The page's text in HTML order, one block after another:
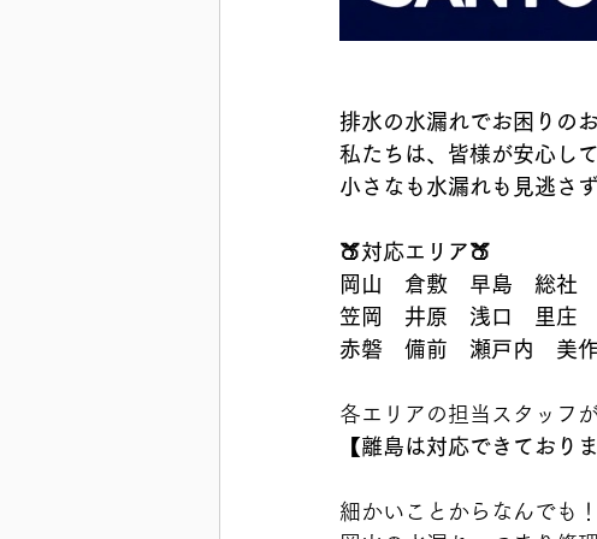
排水の水漏れでお困りの
私たちは、皆様が安心し
小さなも水漏れも見逃さ
🍑対応エリア🍑
岡山　倉敷　早島　総社
笠岡　井原　浅口　里庄
赤磐　備前　瀬戸内　美作
各エリアの担当スタッフ
【離島は対応できており
細かいことからなんでも！